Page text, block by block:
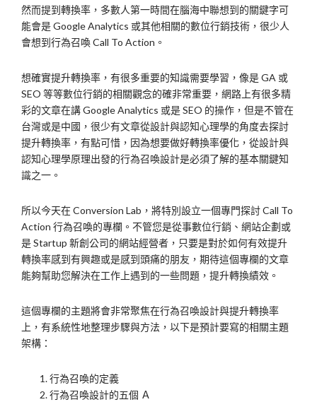
然而提到轉換率，多數人第一時間在腦海中聯想到的關鍵字可
能會是 Google Analytics 或其他相關的數位行銷技術，很少人
會想到行為召喚 Call To Action。
想確實提升轉換率，有很多重要的知識需要學習，像是 GA 或
SEO 等等數位行銷的相關觀念的確非常重要，網路上有很多精
彩的文章在講 Google Analytics 或是 SEO 的操作，但是不管在
台灣或是中國，很少有文章從設計與認知心理學的角度去探討
提升轉換率，有點可惜，因為想要做好轉換率優化，從設計與
認知心理學原理出發的行為召喚設計是必須了解的基本關鍵知
識之一。
所以今天在 Conversion Lab，將特別設立一個專門探討 Call To
Action 行為召喚的專欄。不管您是從事數位行銷、網站企劃或
是 Startup 新創公司的網站經營者，只要是對於如何有效提升
轉換率感到有興趣或是感到頭痛的朋友，期待這個專欄的文章
能夠幫助您解決在工作上遇到的一些問題，提升轉換績效。
這個專欄的主題將會非常聚焦在行為召喚設計與提升轉換率
上，有系統性地整理步驟與方法，以下是預計要寫的相關主題
架構：
行為召喚的定義
行為召喚設計的五個 Ａ